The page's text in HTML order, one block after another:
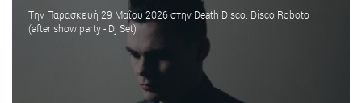
Tην Παρασκευή 29 Μαΐου 2026 στην Death Disco. Disco Roboto
(after show party - Dj Set)